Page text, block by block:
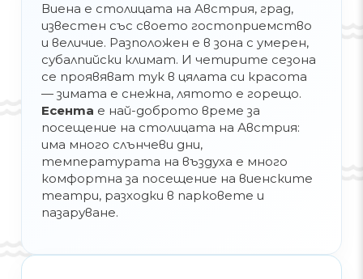
Виена е столицата на Австрия, град,
известен със своето гостоприемство
и величие. Разположен е в зона с умерен,
субалпийски климат. И четирите сезона
се проявяват тук в цялата си красота
— зимата е снежна, лятото е горещо.
Есента е най-доброто време за
посещение на столицата на Австрия:
има много слънчеви дни,
температурата на въздуха е много
комфортна за посещение на виенските
театри, разходки в парковете и
пазаруване.